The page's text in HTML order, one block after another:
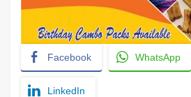
Facebook WhatsApp
LinkedIn